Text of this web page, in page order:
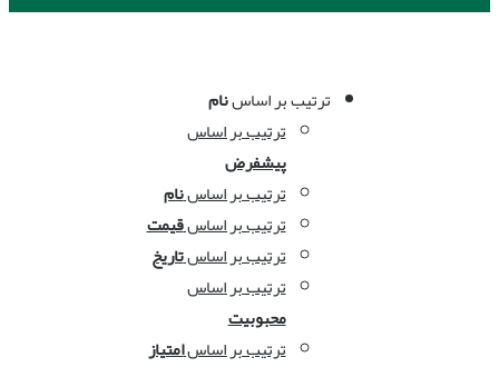
ترتیب بر اساسنام
ترتیب بر اساس
پیشفرض
ترتیب بر اساسنام
ترتیب بر اساسقیمت
ترتیب بر اساستاریخ
ترتیب بر اساس
محبوبیت
ترتیب بر اساسامتیاز